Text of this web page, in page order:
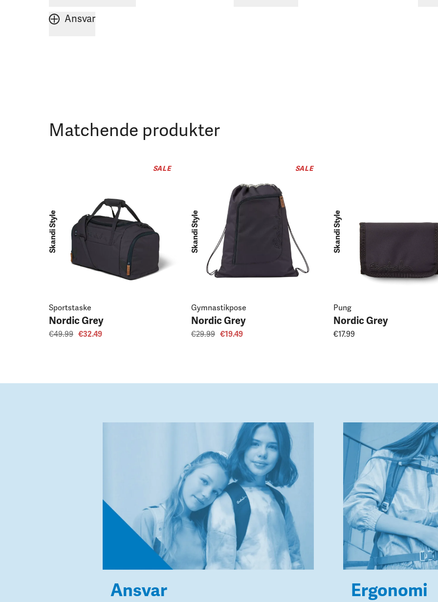
Ansvar
Matchende produkter
SALE
Skandi Style
Sportstaske
Nordic Grey
€49.99 €32.49
SALE
Skandi Style
Gymnastikpose
Nordic Grey
€29.99 €19.49
Skandi Style
Pung
Nordic Grey
€17.99
Ansvar Ergonomi